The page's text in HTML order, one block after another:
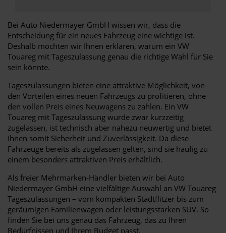
Bei Auto Niedermayer GmbH wissen wir, dass die
Entscheidung für ein neues Fahrzeug eine wichtige ist.
Deshalb möchten wir Ihnen erklären, warum ein VW
Touareg mit Tageszulassung genau die richtige Wahl für Sie
sein könnte.
Tageszulassungen bieten eine attraktive Möglichkeit, von
den Vorteilen eines neuen Fahrzeugs zu profitieren, ohne
den vollen Preis eines Neuwagens zu zahlen. Ein VW
Touareg mit Tageszulassung wurde zwar kurzzeitig
zugelassen, ist technisch aber nahezu neuwertig und bietet
Ihnen somit Sicherheit und Zuverlässigkeit. Da diese
Fahrzeuge bereits als zugelassen gelten, sind sie häufig zu
einem besonders attraktiven Preis erhältlich.
Als freier Mehrmarken-Händler bieten wir bei Auto
Niedermayer GmbH eine vielfältige Auswahl an VW Touareg
Tageszulassungen – vom kompakten Stadtflitzer bis zum
geräumigen Familienwagen oder leistungsstarken SUV. So
finden Sie bei uns genau das Fahrzeug, das zu Ihren
Bedürfnissen und Ihrem Budget passt.